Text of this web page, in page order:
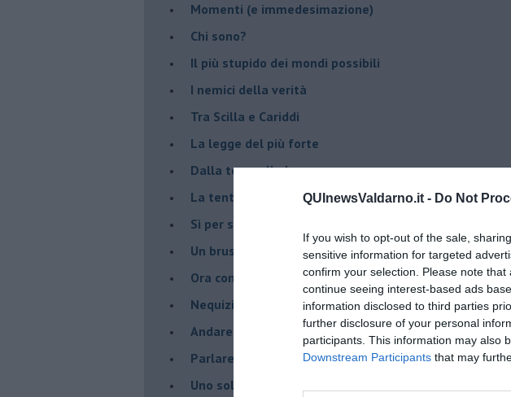
QUInewsValdarno.it - Do Not
If you wish to opt-out of the sale,
sensitive information for targeted
confirm your selection. Please note
continue seeing interest-based ads
information disclosed to third parties
further disclosure of your personal
participants. This information may also
Downstream Participants that may
Momenti (e immedesimazione)
Chi sono?
Il più stupido dei mondi possibili
I nemici della verità
Tra Scilla e Cariddi
La legge del più forte
Dalla terra alla luna
La tentazione
​Sì per sempre? O no al momento?
Un brusco risveglio
Ora come allora
Nequizia
Andare oltre lo specchio
Parlare con la televisione
Uno solo al comando?